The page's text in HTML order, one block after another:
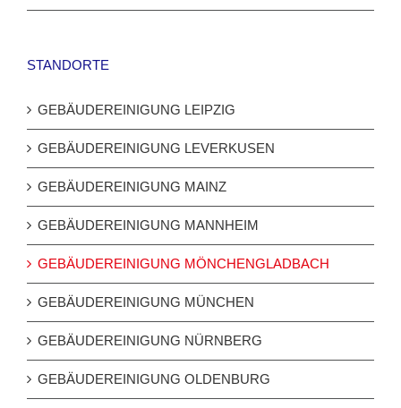
STANDORTE
GEBÄUDEREINIGUNG LEIPZIG
GEBÄUDEREINIGUNG LEVERKUSEN
GEBÄUDEREINIGUNG MAINZ
GEBÄUDEREINIGUNG MANNHEIM
GEBÄUDEREINIGUNG MÖNCHENGLADBACH
GEBÄUDEREINIGUNG MÜNCHEN
GEBÄUDEREINIGUNG NÜRNBERG
GEBÄUDEREINIGUNG OLDENBURG